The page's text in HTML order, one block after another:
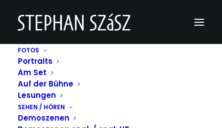
FOTOS
Portraits
Am Set
Auf der Bühne
Lesungen
SEHEN / HÖREN
Demoszenen
Datenschutzerklärung
Datenschutz